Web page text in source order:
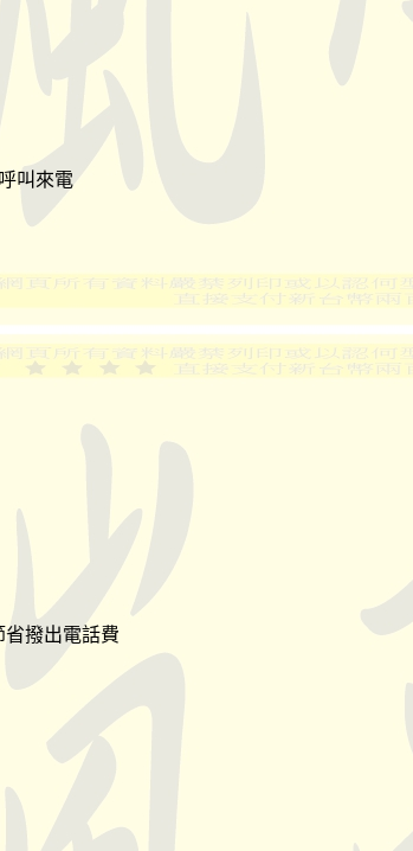
叫來電
撥出電話費